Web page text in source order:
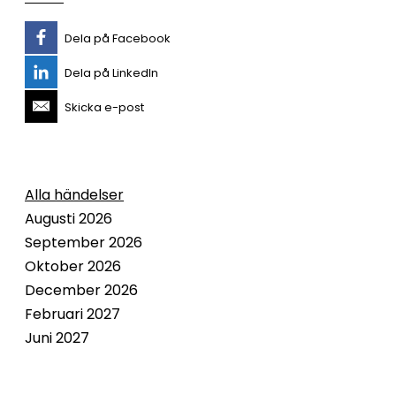
Dela på Facebook
Dela på LinkedIn
Skicka e-post
Alla händelser
Augusti 2026
September 2026
Oktober 2026
December 2026
Februari 2027
Juni 2027